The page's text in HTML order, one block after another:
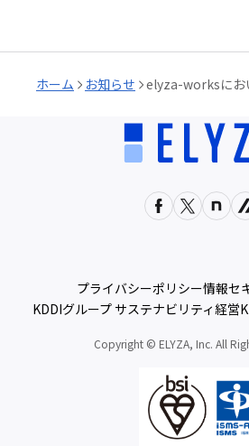
ホーム お知らせ elyza-worksにお
プライバシーポリシー情報セ
KDDIグループ サステナビリティ経営
Copyright © ELYZA, Inc. All